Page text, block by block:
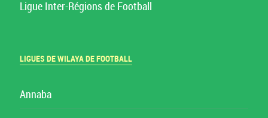
Ligue Inter-Régions de Football
LIGUES DE WILAYA DE FOOTBALL
Annaba